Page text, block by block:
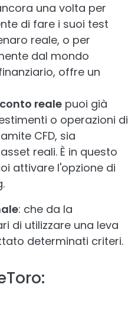
una volta per
di fare i suoi test
reale, o per
dal mondo
offre un
reale puoi già
o operazioni di
CFD, sia
reali. È in questo
attivare l'opzione di
: che da la
di utilizzare una leva
determinati criteri.